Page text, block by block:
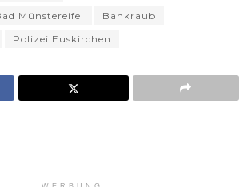
Münstereifel
Bankraub
Polizei Euskirchen